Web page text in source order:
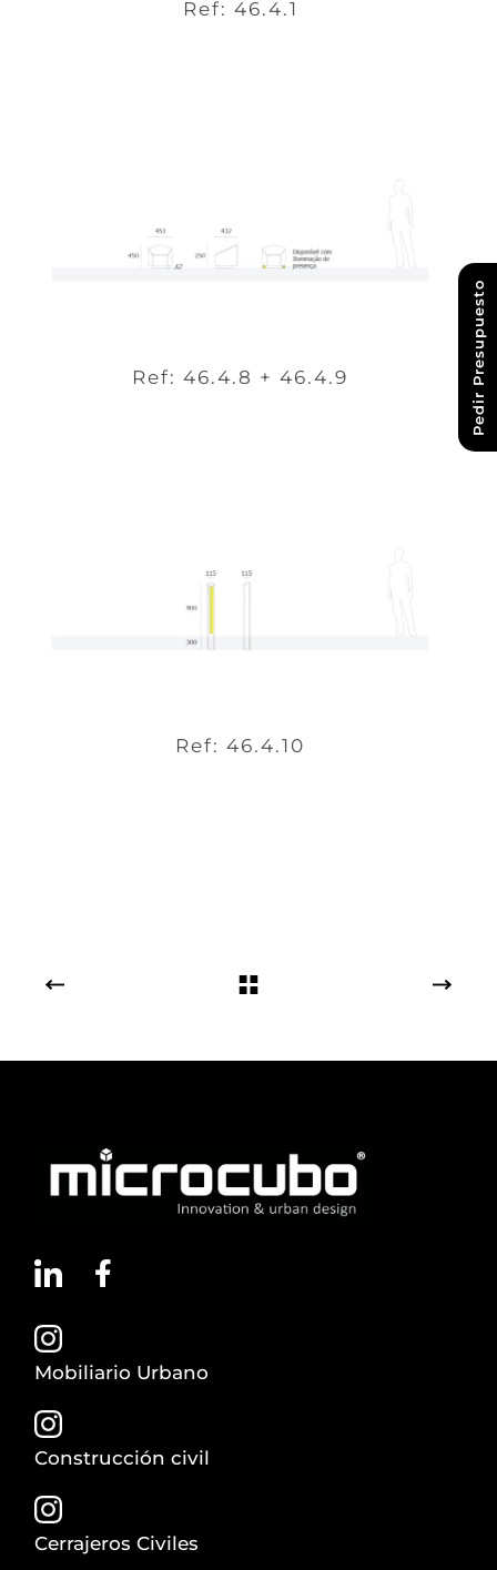
Ref: 46.4.1
Ref: 46.4.8 + 46.4.9
Ref: 46.4.10
Mobiliario Urbano
Construcción civil
Cerrajeros Civiles
Pedir Presupuesto